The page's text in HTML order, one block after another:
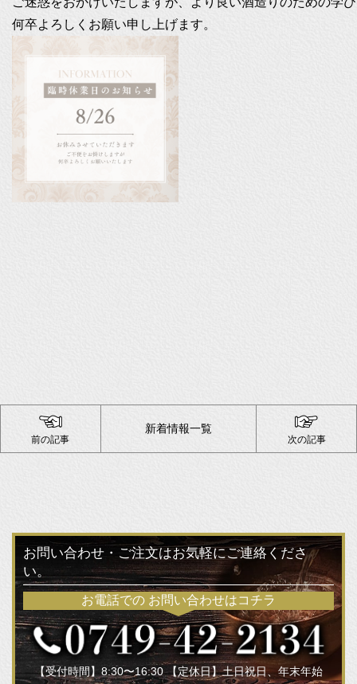
何卒よろしくお願い申し上げます。
前の記事
新着情報一覧
次の記事
お問い合わせ・ご注文はお気軽にご連絡くださ
い。
お電話での お問い合わせはコチラ
【受付時間】8:30〜16:30 【定休日】土日祝日、年末年始